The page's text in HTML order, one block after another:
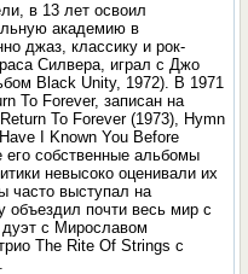
в 13 лет освоил
академию в
джаз, классику и рок-
Силвера, играл с Джо
Black Unity, 1972). В 1971
To Forever, записан на
To Forever (1973), Hymn
I Known You Before
собственные альбомы
невысоко оценивали их
часто выступал на
объездил почти весь мир с
с Мирославом
The Rite Of Strings c